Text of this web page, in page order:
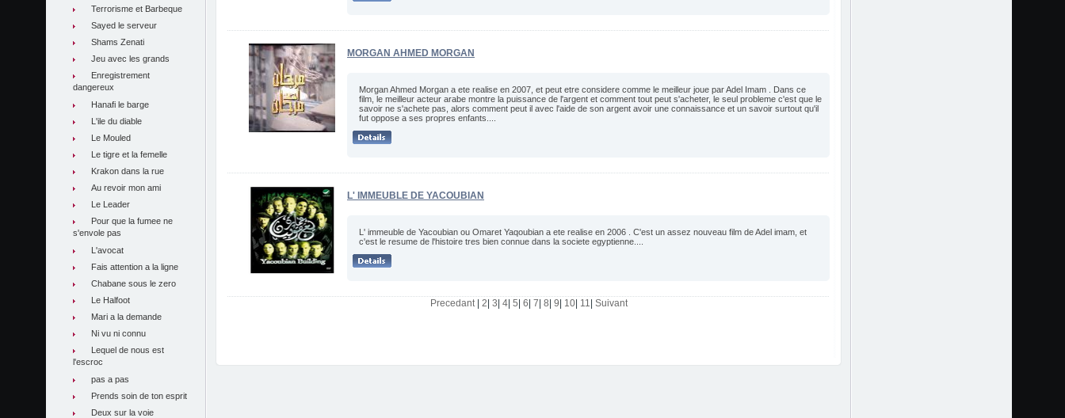
Terrorisme et Barbeque
Sayed le serveur
Shams Zenati
Jeu avec les grands
Enregistrement
dangereux
Hanafi le barge
L'ile du diable
Le Mouled
Le tigre et la femelle
Krakon dans la rue
Au revoir mon ami
Le Leader
Pour que la fumee ne
s'envole pas
L'avocat
Fais attention a la ligne
Chabane sous le zero
Le Halfoot
Mari a la demande
Ni vu ni connu
Lequel de nous est
l'escroc
pas a pas
Prends soin de ton esprit
Deux sur la voie
MORGAN AHMED MORGAN
Morgan Ahmed Morgan a ete realise en 2007, et peut etre considere comme le meilleur joue par Adel Imam . Dans ce
film, le meilleur acteur arabe montre la puissance de l'argent et comment tout peut s'acheter, le seul probleme c'est que le
savoir ne s'achete pas, alors comment peut il avec l'aide de son argent avoir une connaissance et un savoir surtout qu'il
fut oppose a ses propres enfants....
L' IMMEUBLE DE YACOUBIAN
L' immeuble de Yacoubian ou Omaret Yaqoubian a ete realise en 2006 . C'est un assez nouveau film de Adel imam, et
c'est le resume de l'histoire tres bien connue dans la societe egyptienne....
Precedant| 2 3 4| 5 6 7 8 9 10| 11 Suivant